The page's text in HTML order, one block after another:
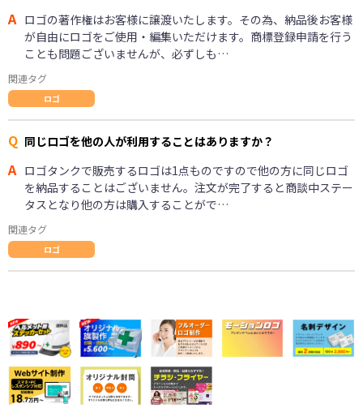
A ロゴの著作権はお客様に譲渡いたします。その為、納品後お客様
が自由にロゴをご使用・編集いただけます。商標登録申請を行う
ことも問題ございませんが、必ずしも…
関連タグ
ロゴ
Q 同じロゴを他の人が利用することはありますか？
A ロゴタンクで販売するロゴは1点ものですので他の方に同じロゴ
を納品することはございません。注文が完了すると商談中ステー
タスとなり他の方は購入することがで…
関連タグ
ロゴ